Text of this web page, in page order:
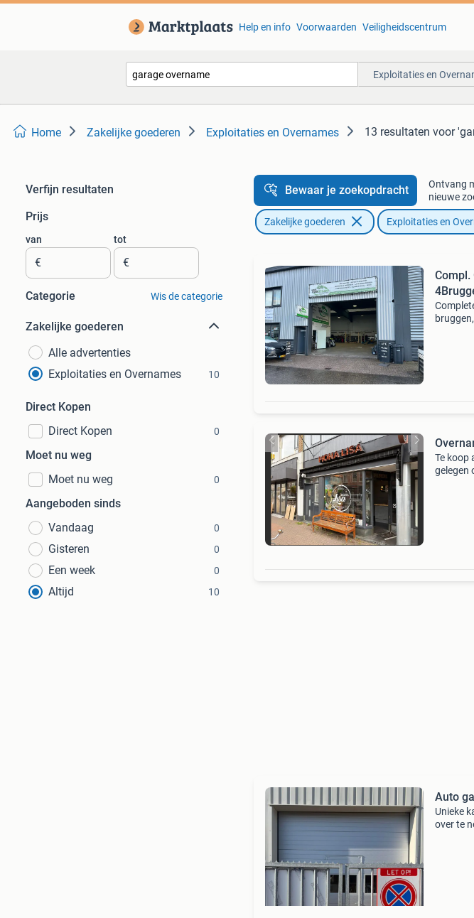
Help en info Voorwaarden Veiligheidscentrum
Exploitaties en
Home Zakelijke goederen Exploitaties en Overnames 13 resultaten voor
Verfijn resultaten
Prijs
van
€
tot
€
Categorie Wis de categorie
Zakelijke goederen
Alle advertenties
Exploitaties en Overnames
10
Direct Kopen
Direct Kopen
0
Moet nu weg
Moet nu weg
0
Aangeboden sinds
Vandaag
0
Gisteren 0
Een week 0
Altijd 10
Bewaar je zoekopdracht
Ontvang
nieuwe
Zakelijke goederen Exploitaties en
Compl.
Te koop
gelegen
Auto
Unieke
over te